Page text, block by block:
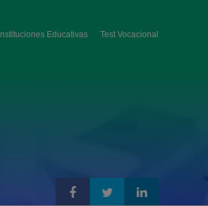
Instituciones Educativas Test Vocacional